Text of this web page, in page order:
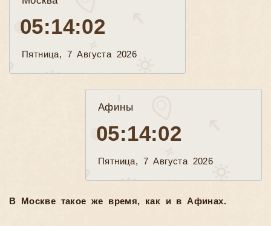
05:14:04
Пятница, 7 Августа 2026
Афины
05:14:04
Пятница, 7 Августа 2026
В Москве такое же время, как и в Афинах.